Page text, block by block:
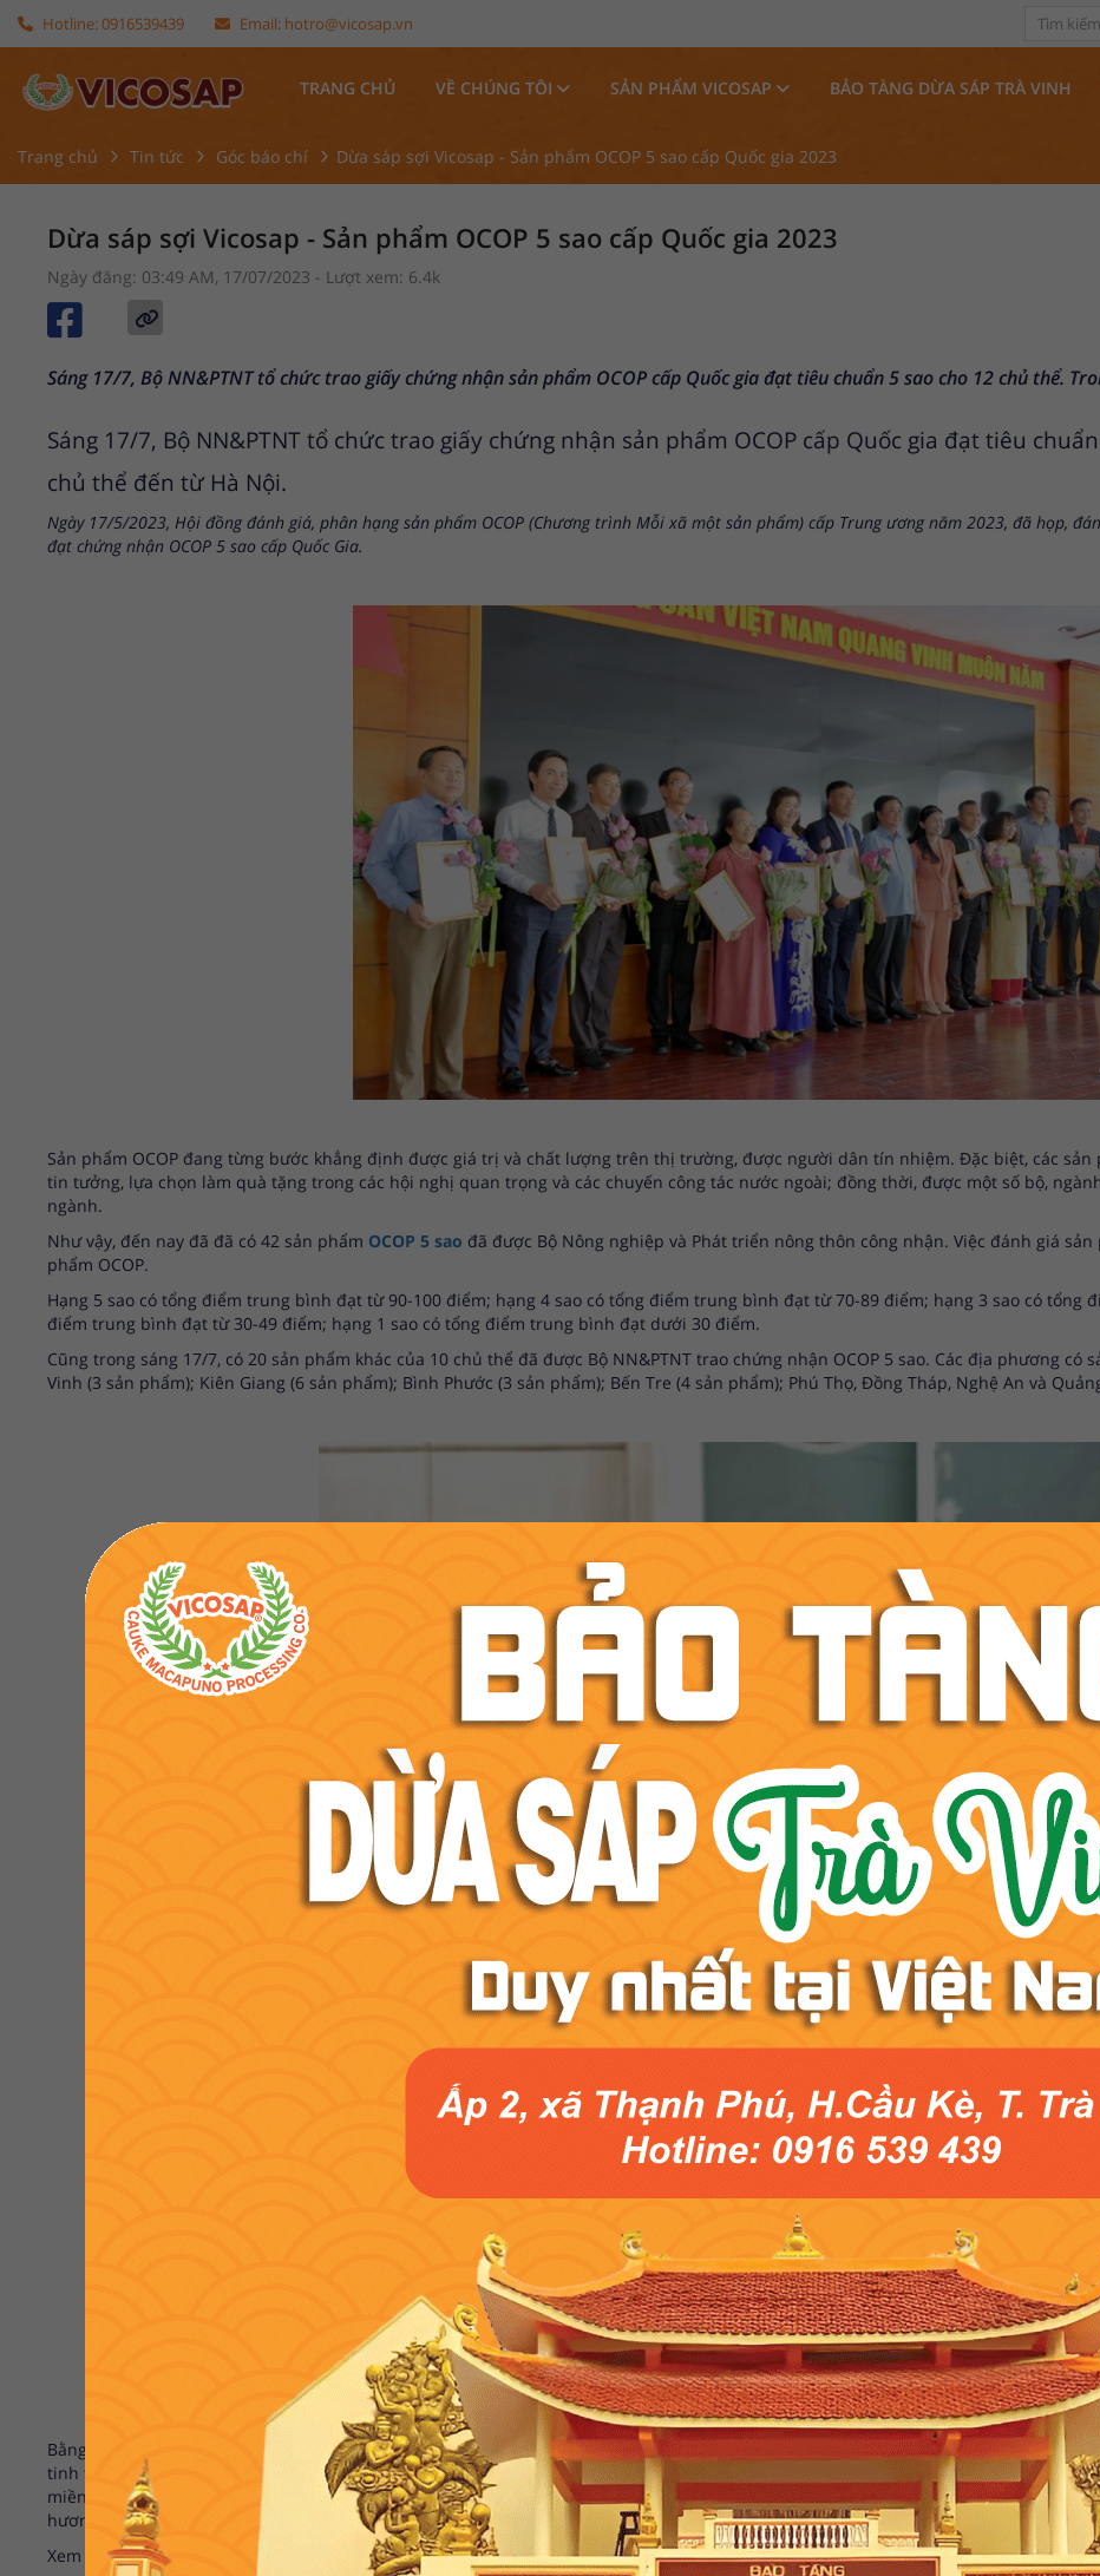
Hotline:0916539439 Email: hotro@vicosap.vn
TRANG CHỦ VỀ CHÚNG TÔI SẢN PHẨM VICOSAP BẢO TÀNG DỪA SÁP TRÀ VINH
Trang chủ Tin tức Góc báo chí Dừa sáp sợi Vicosap - Sản phẩm OCOP 5 sao cấp Quốc gia 2023
Dừa sáp sợi Vicosap - Sản phẩm OCOP 5 sao cấp Quốc gia 2023
Ngày đăng: 03:49 AM, 17/07/2023 - Lượt xem: 6.4k
Sáng 17/7, Bộ NN&PTNT tổ chức trao giấy chứng nhận sản phẩm OCOP cấp Quốc gia đạt tiêu chuẩn 5 sao cho 12 chủ thể.
Sáng 17/7, Bộ NN&PTNT tổ chức trao giấy chứng nhận sản phẩm OCOP cấp Quốc gia đạt tiêu
chủ thể đến từ Hà Nội.
Ngày 17/5/2023, Hội đồng đánh giá, phân hạng sản phẩm OCOP (Chương trình Mỗi xã một sản phẩm) cấp Trung ương năm 2023, đã họp,
đạt chứng nhận OCOP 5 sao cấp Quốc Gia.
Sản phẩm OCOP đang từng bước khẳng định được giá trị và chất lượng trên thị trường, được người dân tín nhiệm. Đặc biệt, các sản
tin tưởng, lựa chọn làm quà tặng trong các hội nghị quan trọng và các chuyến công tác nước ngoài; đồng thời, được một số bộ,
ngành.
Như vậy, đến nay đã đã có 42 sản phẩm OCOP 5 sao đã được Bộ Nông nghiệp và Phát triển nông thôn công nhận. Việc đánh giá
phẩm OCOP.
Hạng 5 sao có tổng điểm trung bình đạt từ 90-100 điểm; hạng 4 sao có tổng điểm trung bình đạt từ 70-89 điểm; hạng 3 sao có tổng
điểm trung bình đạt từ 30-49 điểm; hạng 1 sao có tổng điểm trung bình đạt dưới 30 điểm.
Cũng trong sáng 17/7, có 20 sản phẩm khác của 10 chủ thể đã được Bộ NN&PTNT trao chứng nhận OCOP 5 sao. Các địa phương có
Vinh (3 sản phẩm); Kiên Giang (6 sản phẩm); Bình Phước (3 sản phẩm); Bến Tre (4 sản phẩm); Phú Thọ, Đồng Tháp, Nghệ An và
Ảnh Vicosap
Bằng sự đột phá về bao bì lẫn chất lượng, sau những vòng đánh giá đầy nghiêm ngặt của Hội đồng đánh giá Trung ương, năm
tinh thần
Dừa sáp sợi đã đạt chuẩnOcop 5 sao cấp Quốc gia
. Đó là niềm vui, niềm hạnh phúc vì sản phẩm đặc sản quê hương
miền đất nước. Sự kiện góp một phần vào sự thành công của Vicosap trong gần 03 năm thành lập và xây dựng thương hiệu với
hương Trà Vinh.
Xem thêm:DỪA SÁP SỢI VICOSAP – NÂNG KHÁT VỌNG ĐƯA DỪA SÁP ĐI KHẮP NĂM CHÂU